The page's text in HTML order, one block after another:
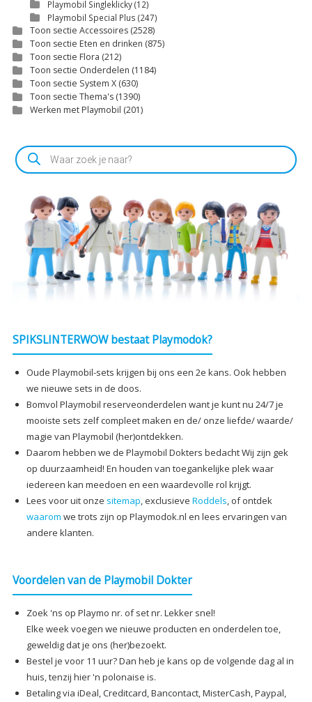
Playmobil Singleklicky(12)
Playmobil Special Plus (247)
Toon sectie Accessoires (2528)
Toon sectie Eten en drinken (875)
Toon sectie Flora (212)
Toon sectie Onderdelen (1184)
Toon sectie System X (630)
Toon sectie Thema's (1390)
Werken met Playmobil (201)
Producten
zoeken
SPIKSLINTERWOW bestaat Playmodok?
Oude Playmobil-sets krijgen bij ons een 2e kans. Ook hebben
we nieuwe sets in de doos.
Bomvol Playmobil reserveonderdelen want je kunt nu 24/7 je
mooiste sets zelf compleet maken en de/ onze liefde/ waarde/
magie van Playmobil (her)ontdekken.
Daarom hebben we de Playmobil Dokters bedacht Wij zijn gek
op duurzaamheid! En houden van toegankelijke plek waar
iedereen kan meedoen en een waardevolle rol krijgt.
Lees voor uit onze sitemap, exclusieve Roddels, of ontdek
waarom we trots zijn op Playmodok.nl en lees ervaringen van
andere klanten.
Voordelen van de Playmobil Dokter
Zoek 'ns op Playmo nr. of set nr. Lekker snel!
Elke week voegen we nieuwe producten en onderdelen toe,
geweldig dat je ons (her)bezoekt.
Bestel je voor 11 uur? Dan heb je kans op de volgende dag al in
huis, tenzij hier 'n polonaise is.
Betaling via iDeal, Creditcard, Bancontact, MisterCash, Paypal,